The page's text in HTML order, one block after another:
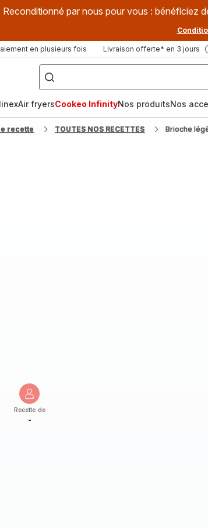
Reconditionné par nous pour vous : bénéficiez
en plusieurs fois Livraison offerte* en 3 jours
["Que
recherchez-
vous
?",
fryer",
"Companion"]
Air fryersCookeo InfinityNos produitsNos
recette TOUTES NOS RECETTES Brioche
Recette de
-